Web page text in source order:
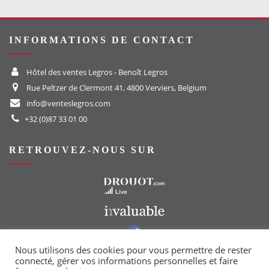
INFORMATIONS DE CONTACT
Hôtel des ventes Legros - Benoît Legros
Rue Peltzer de Clermont 41, 4800 Verviers, Belgium
info@venteslegros.com
+32 (0)87 33 01 00
RETROUVEZ-NOUS SUR
Vers notre groupe Facebook
Nous utilisons des cookies pour vous permettre de rester
connecté, gérer vos informations personnelles et faire